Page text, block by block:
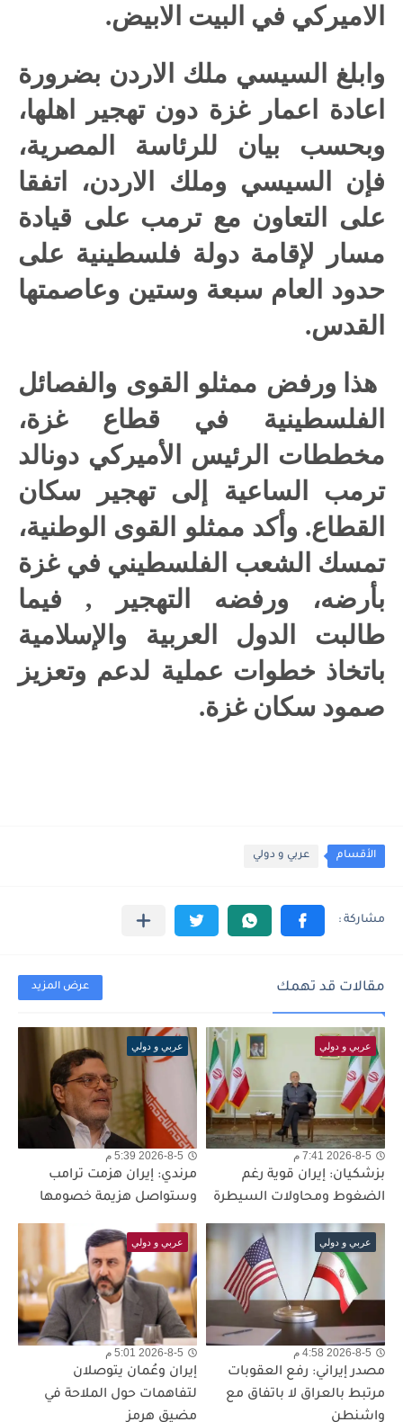
الاميركي في البيت الابيض.
وابلغ السيسي ملك الاردن بضرورة
اعادة اعمار غزة دون تهجير اهلها،
وبحسب بيان للرئاسة المصرية،
فإن السيسي وملك الاردن، اتفقا
على التعاون مع ترمب على قيادة
مسار لإقامة دولة فلسطينية على
حدود العام سبعة وستين وعاصمتها
القدس.
هذا ورفض ممثلو القوى والفصائل
الفلسطينية في قطاع غزة،
مخططات الرئيس الأميركي دونالد
ترمب الساعية إلى تهجير سكان
القطاع. وأكد ممثلو القوى الوطنية،
تمسك الشعب الفلسطيني في غزة
بأرضه، ورفضه التهجير , فيما
طالبت الدول العربية والإسلامية
باتخاذ خطوات عملية لدعم وتعزيز
صمود سكان غزة.
الأقسام عربي و دولي
مقالات قد تهمك عرض المزيد
عربي و دولي
2026-8-5 7:41 م
بزشكيان: إيران قوية رغم
الضغوط ومحاولات السيطرة
عربي و دولي
2026-8-5 5:39 م
مرندي: إيران هزمت ترامب
وستواصل هزيمة خصومها
عربي و دولي
2026-8-5 4:58 م
مصدر إيراني: رفع العقوبات
مرتبط بالعراق لا باتفاق مع
واشنطن
عربي و دولي
2026-8-5 5:01 م
إيران وعُمان يتوصلان
لتفاهمات حول الملاحة في
مضيق هرمز